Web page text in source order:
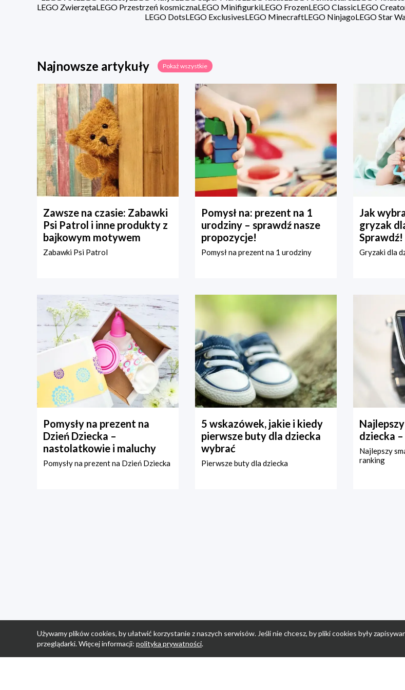
LEGO ZwierzętaLEGO Przestrzeń kosmicznaLEGO MinifigurkiLEGO FrozenLEGO ClassicLEGO
LEGO DotsLEGO ExclusivesLEGO MinecraftLEGO NinjagoLEGO Star
Najnowsze artykuły Pokaż wszystkie
Zawsze na czasie: Zabawki
Psi Patrol i inne produkty z
bajkowym motywem
Zabawki Psi Patrol
Pomysł na: prezent na 1
urodziny – sprawdź nasze
propozycje!
Pomysł na prezent na 1 urodziny
Jak
gryzak
Sprawdź!
Gryzaki dla
Pomysły na prezent na
Dzień Dziecka –
nastolatkowie i maluchy
Pomysły na prezent na Dzień Dziecka
5 wskazówek, jakie i kiedy
pierwsze buty dla dziecka
wybrać
Pierwsze buty dla dziecka
dziecka
Najlepszy
ranking
Używamy plików cookies, by ułatwić korzystanie z naszych serwisów. Jeśli nie chcesz, by pliki cookies były
przeglądarki. Więcej informacji: polityka prywatności.